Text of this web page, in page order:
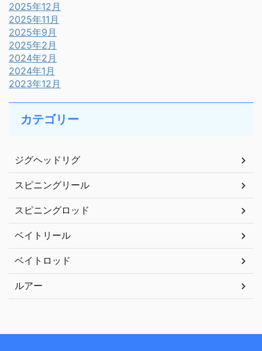
2025年12月
2025年11月
2025年9月
2025年2月
2024年2月
2024年1月
2023年12月
カテゴリー
ジグヘッドリグ
スピニングリール
スピニングロッド
ベイトリール
ベイトロッド
ルアー